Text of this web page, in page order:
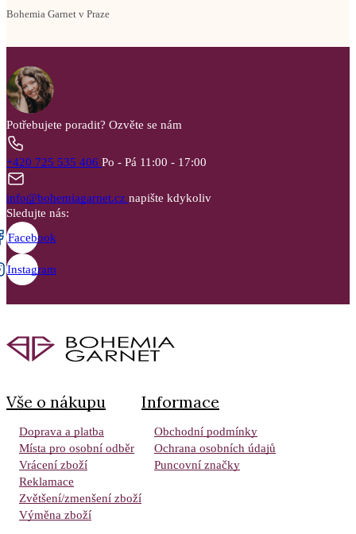
Bohemia Garnet v Praze
Potřebujete poradit? Ozvěte se nám
+420 725 535 406 Po - Pá 11:00 - 17:00
info@bohemiagarnet.cz napište kdykoliv
Sledujte nás:
Facebook
Instagram
Vše o nákupu
Doprava a platba
Místa pro osobní odběr
Vrácení zboží
Reklamace
Zvětšení/zmenšení zboží
Výměna zboží
Informace
Obchodní podmínky
Ochrana osobních údajů
Puncovní značky